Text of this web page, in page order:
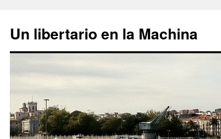
Un libertario en la Machina